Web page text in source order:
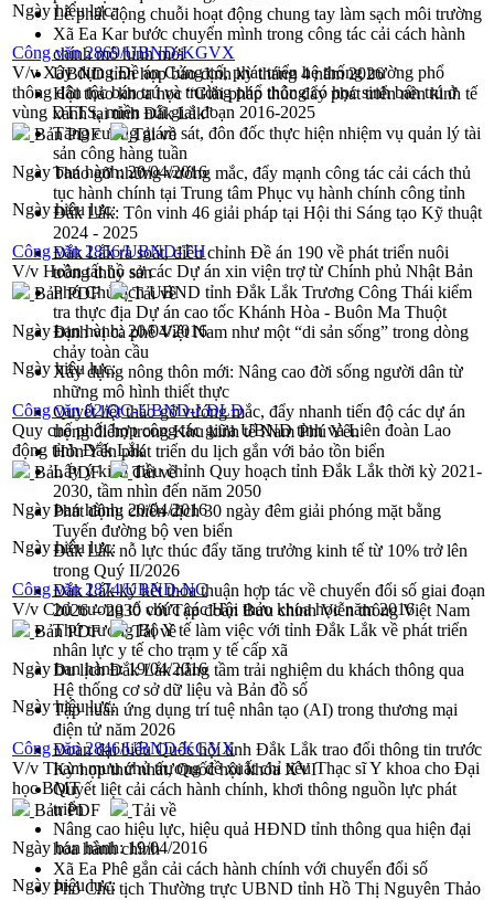
Lễ phát động chuỗi hoạt động chung tay làm sạch môi trường
Xã Ea Kar bước chuyển mình trong công tác cải cách hành
chính mô hình mới
UBND tỉnh họp báo định kỳ tháng 4 năm 2026
Hội thảo khoa học “Giải pháp thúc đẩy phát triển nền kinh tế
xanh tại tỉnh Đắk Lắk”
Tăng cường giám sát, đôn đốc thực hiện nhiệm vụ quản lý tài
sản công hàng tuần
Tháo gỡ những vướng mắc, đẩy mạnh công tác cải cách thủ
tục hành chính tại Trung tâm Phục vụ hành chính công tỉnh
Đắk Lắk: Tôn vinh 46 giải pháp tại Hội thi Sáng tạo Kỹ thuật
2024 - 2025
Đắk Lắk rà soát, điều chỉnh Đề án 190 về phát triển nuôi
trồng thủy sản
Phó Chủ tịch UBND tỉnh Đắk Lắk Trương Công Thái kiểm
tra thực địa Dự án cao tốc Khánh Hòa - Buôn Ma Thuột
Định vị cà phê Việt Nam như một “di sản sống” trong dòng
chảy toàn cầu
Xây dựng nông thôn mới: Nâng cao đời sống người dân từ
những mô hình thiết thực
Quyết liệt tháo gỡ vướng mắc, đẩy nhanh tiến độ các dự án
trọng điểm trong Khu kinh tế Nam Phú Yên
Hòn Yến phát triển du lịch gắn với bảo tồn biển
Lấy ý kiến điều chỉnh Quy hoạch tỉnh Đắk Lắk thời kỳ 2021-
2030, tầm nhìn đến năm 2050
Phát động chiến dịch 30 ngày đêm giải phóng mặt bằng
Tuyến đường bộ ven biển
Đắk Lắk nỗ lực thúc đẩy tăng trưởng kinh tế từ 10% trở lên
trong Quý II/2026
Đắk Lắk ký kết thỏa thuận hợp tác về chuyển đổi số giai đoạn
2026 – 2030 với Tập đoàn Bưu chính Viễn thông Việt Nam
Thứ trưởng Bộ Y tế làm việc với tỉnh Đắk Lắk về phát triển
nhân lực y tế cho trạm y tế cấp xã
Du lịch Đắk Lắk nâng tầm trải nghiệm du khách thông qua
Hệ thống cơ sở dữ liệu và Bản đồ số
Tập huấn ứng dụng trí tuệ nhân tạo (AI) trong thương mại
điện tử năm 2026
Đoàn đại biểu Quốc hội tỉnh Đắk Lắk trao đổi thông tin trước
Kỳ họp thứ nhất, Quốc hội khóa XVI
Quyết liệt cải cách hành chính, khơi thông nguồn lực phát
triển
Nâng cao hiệu lực, hiệu quả HĐND tỉnh thông qua hiện đại
hóa hành chính
Xã Ea Phê gắn cải cách hành chính với chuyển đổi số
Phó Chủ tịch Thường trực UBND tỉnh Hồ Thị Nguyên Thảo
Ngày hiệu lực:
Công văn 2869/UBND-KGVX
V/v Xây dựng Đề án Củng cố, phát triển hệ thống trường phổ
thông dân tộc bán trú và trường phổ thông có học sinh bán trú ở
vùng DTTS, miền núi giai đoạn 2016-2025
Bản PDF
Tải về
Ngày ban hành:20/04/2016
Ngày hiệu lực:
Công văn 2856/UBND-TH
V/v Hoàn tất hồ sơ các Dự án xin viện trợ từ Chính phủ Nhật Bản
Bản PDF
Tải về
Ngày ban hành:20/04/2016
Ngày hiệu lực:
Công văn 02/QC-UBND-LĐLĐ
Quy chế phối hợp công tác giữa UBND tỉnh và Liên đoàn Lao
động tỉnh Đắk Lắk
Bản PDF
Tải về
Ngày ban hành: 20/04/2016
Ngày hiệu lực:
Công văn 2874/UBND-NC
V/v Chủ trương tổ chức các Hội thảo khoa học năm 2016
Bản PDF
Tải về
Ngày ban hành:19/04/2016
Ngày hiệu lực:
Công văn 2846/UBND-KGVX
V/v Tham mưu chủ trương đề xuất chỉ tiêu Thạc sĩ Y khoa cho Đại
học BMT
Bản PDF
Tải về
Ngày ban hành:19/04/2016
Ngày hiệu lực: